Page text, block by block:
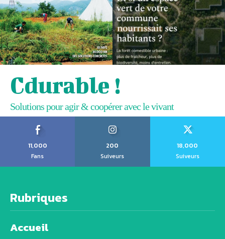
Cdurable !
Solutions pour agir & coopérer avec le vivant
11,000
Fans
200
Suiveurs
18,000
Suiveurs
Rubriques
Accueil